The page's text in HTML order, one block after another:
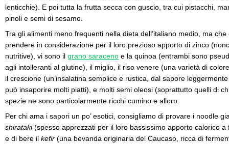
lenticchie). E poi tutta la frutta secca con guscio, tra cui pistacchi,
pinoli e semi di sesamo.
Tra gli alimenti meno frequenti nella dieta dell’italiano medio, ma
prendere in considerazione per il loro prezioso apporto di zinco
nutritive), vi sono il grano saraceno e la quinoa (entrambi sono
agli intolleranti al glutine), il miglio, il riso venere (una varietà di
il crescione (un’insalatina semplice e rustica, dal sapore
può insaporire molti piatti), e molti semi oleosi (soprattutto quelli di
spezie ne sono particolarmente ricchi cumino e alloro.
Per chi ama i sapori un po’ esotici, consigliamo di provare i noodle
shirataki(spesso apprezzati per il loro bassissimo apporto calorico
e di bere il kefir (una bevanda originaria del Caucaso, ricca di